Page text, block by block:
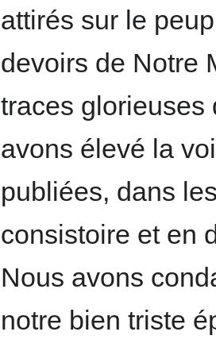
attirés sur le
devoirs de Notre
traces glorieuses
avons élevé la
publiées, dans
consistoire et en
Nous avons
notre bien triste